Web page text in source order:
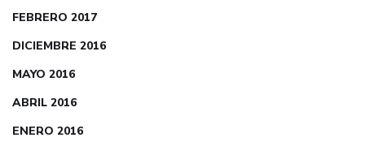
FEBRERO 2017
DICIEMBRE 2016
MAYO 2016
ABRIL 2016
ENERO 2016